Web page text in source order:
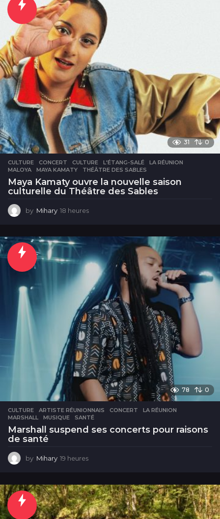
e
31 0
CULTURE CONCERT ,CULTURE ,L'ÉTANG-SALÉ ,LA RÉUNION
MALOYA
,MAYA KAMATY ,THÉÂTRE DES SABLES
Maya Kamaty ouvre la nouvelle saison
culturelle du Théâtre des Sables
by Mihary 18 heures
e
r
78 0
CULTURE ARTISTE RÉUNIONNAIS ,CONCERT ,LA RÉUNION
MARSHALL
,MUSIQUE ,SANTÉ
Marshall suspend ses concerts pour raisons
de santé
by Mihary 19 heures
e
u
r
e